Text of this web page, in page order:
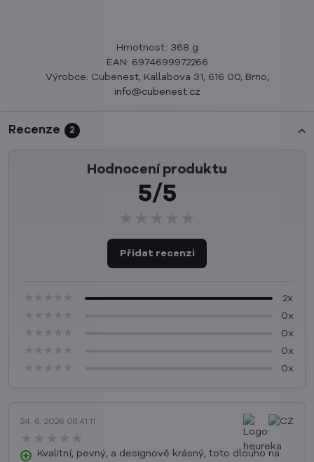
Hmotnost: 368 g
EAN: 6974699972266
Výrobce: Cubenest, Kallabova 31, 616 00, Brno,
info@cubenest.cz
Recenze 2
Hodnocení produktu
5/5
Přidat recenzi
2x
0x
0x
0x
0x
24. 6. 2026 08:41:11
Kvalitní, pevný, a designově krásný, toto dlouho na